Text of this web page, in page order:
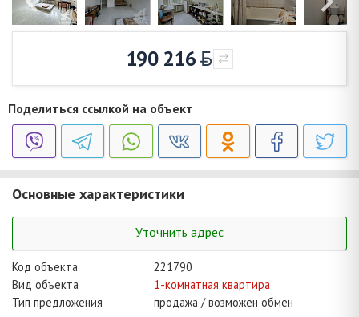
190 216
Поделиться ссылкой на объект
Основные характеристики
Уточнить адрес
Код объекта
221790
Вид объекта
1-комнатная квартира
Тип предложения
продажа / возможен обмен